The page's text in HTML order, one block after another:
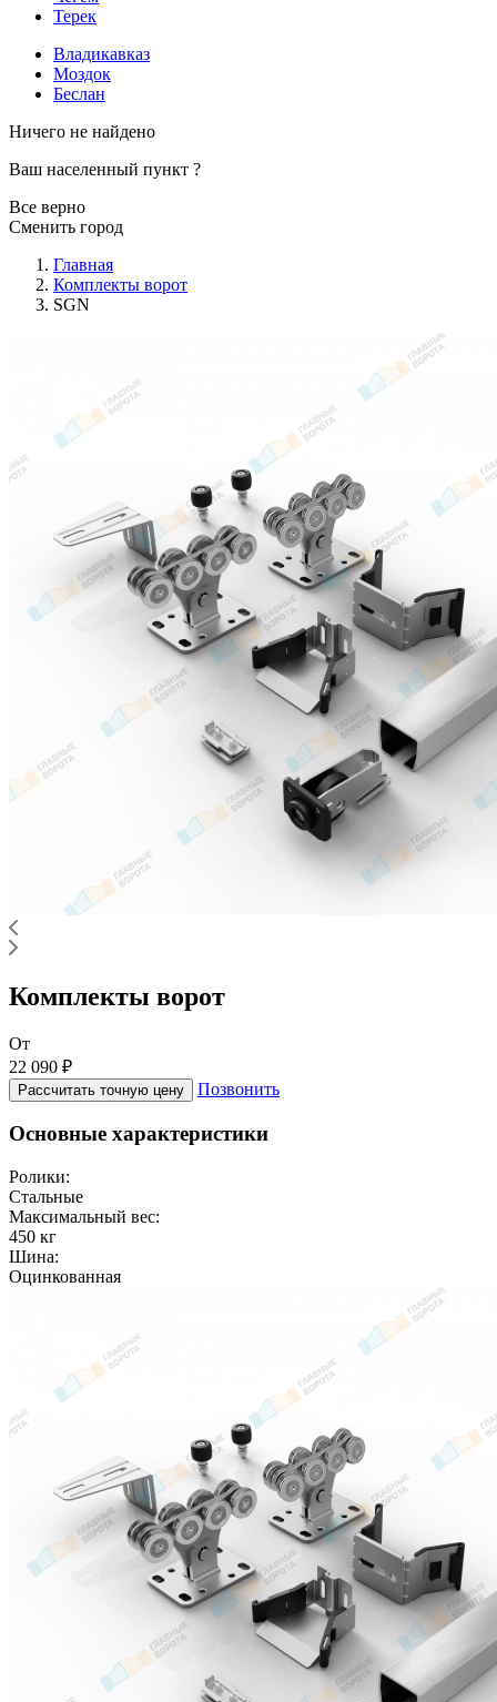
Терек
Владикавказ
Моздок
Беслан
Ничего не найдено
Ваш населенный пункт ?
Все верно
Сменить город
Главная
Комплекты ворот
SGN
Комплекты ворот
От
22 090 ₽
Рассчитать точную цену Позвонить
Основные характеристики
Ролики:
Стальные
Максимальный вес:
450 кг
Шина:
Оцинкованная